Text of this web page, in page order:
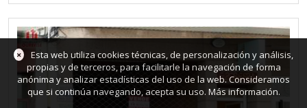
×
Esta web utiliza cookies técnicas, de personalización y análisis,
propias y de terceros, para facilitarle la navegación de forma
anónima y analizar estadísticas del uso de la web. Consideramos
que si continúa navegando, acepta su uso. Más información.